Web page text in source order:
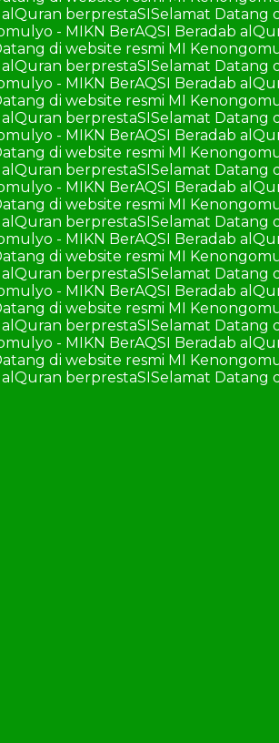
berprestaSISelamat Datang
- MIKN BerAQSI Beradab
di website resmi MI
berprestaSISelamat Datang
- MIKN BerAQSI Beradab
di website resmi MI
berprestaSISelamat Datang
- MIKN BerAQSI Beradab
di website resmi MI
berprestaSISelamat Datang
- MIKN BerAQSI Beradab
di website resmi MI
berprestaSISelamat Datang
- MIKN BerAQSI Beradab
di website resmi MI
berprestaSISelamat Datang
- MIKN BerAQSI Beradab
di website resmi MI
berprestaSISelamat Datang
- MIKN BerAQSI Beradab
di website resmi MI
berprestaSISelamat Datang